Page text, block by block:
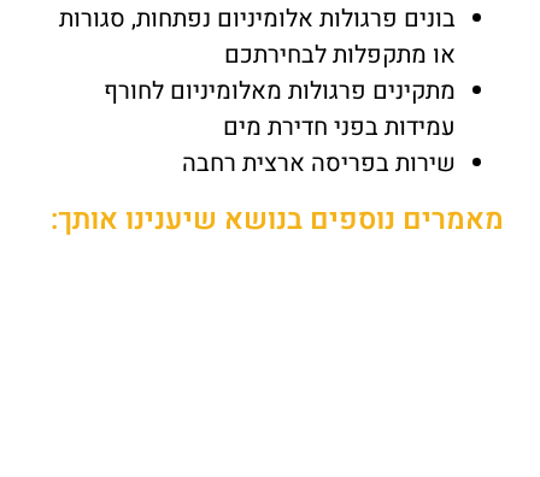
בונים פרגולות אלומיניום נפתחות, סגורות
או מתקפלות לבחירתכם
מתקינים פרגולות מאלומיניום לחורף
עמידות בפני חדירת מים
שירות בפריסה ארצית רחבה
מאמרים נוספים בנושא שיענינו אותך: